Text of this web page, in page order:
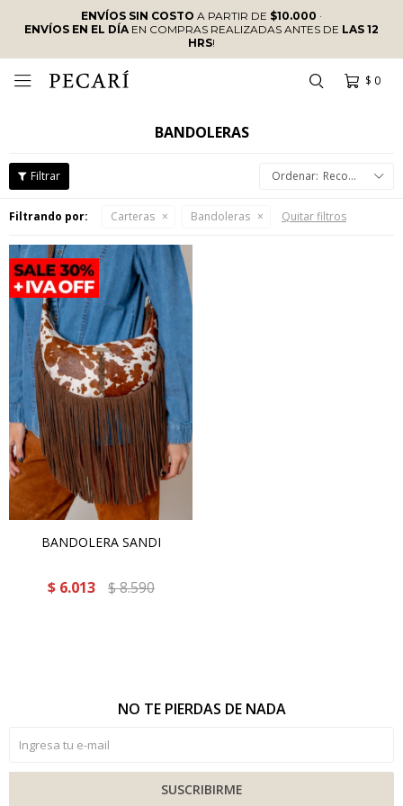
ENVÍOS SIN COSTO A PARTIR DE $10.000 ·
ENVÍOS EN EL DÍAEN COMPRAS REALIZADAS ANTES DE LAS 12
HRS!
$ 0

BANDOLERAS
Recomendados
Filtrando por: Carteras Bandoleras Quitar filtros
BANDOLERA SANDI
$ 6.013 $8.590
NO TE PIERDAS DE NADA
SUSCRIBIRME